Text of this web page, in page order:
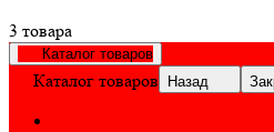
3 товара
Каталог товаров
Каталог товаров Назад